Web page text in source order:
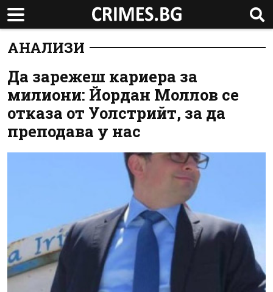
АНАЛИЗИ
Да зарежеш кариера за
милиони: Йордан Моллов се
отказа от Уолстрийт, за да
преподава у нас